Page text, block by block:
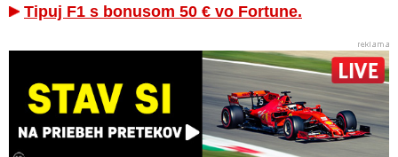
Tipuj F1 s bonusom 50 € vo Fortune.